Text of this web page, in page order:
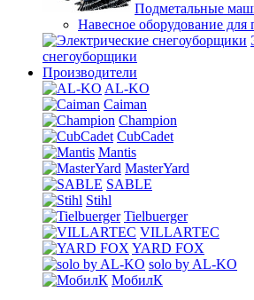
Подметальные
Навесное оборудование
снегоуборщики
Производители
AL-KO
Caiman
Champion
CubCadet
Mantis
MasterYard
SABLE
Stihl
Tielbuerger
VILLARTEC
YARD FOX
solo by AL-KO
МобилК